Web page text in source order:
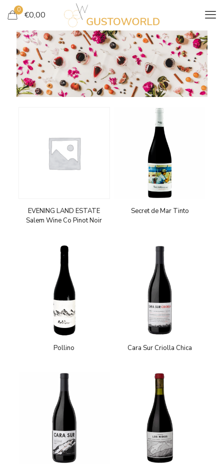
0 €0,00
NOS VINS ROUGES
EVENING LAND ESTATE
Salem Wine Co Pinot Noir
Secret de Mar Tinto
Pollino Cara Sur Criolla Chica